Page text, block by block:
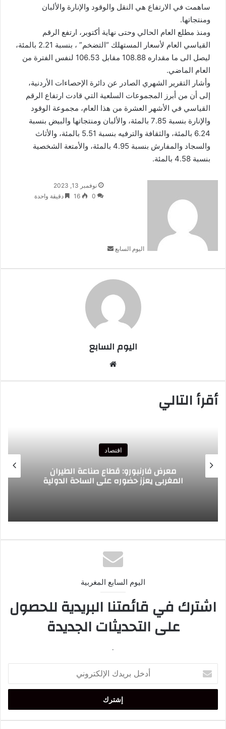
ساهمت في الارتفاع هي النقل والوقود والإنارة والألبان
ومنتجاتها.
ومنذ مطلع العام الحالي وحتى نهاية أكتوبر، ارتفع الرقم
القياسي العام لأسعار المستهلك “التضخم” ، بنسبة 2.21 بالمئة،
ليصل الى ما مقداره 108.88 مقابل 106.53 لنفس الفترة من
العام الماضي.
وأشار التقرير الشهري الصادر عن دائرة الإحصاءات الأردنية،
إلى أن من أبرز المجموعات السلعية التي قادت ارتفاع الرقم
القياسي في الأشهر العشرة من هذا العام، مجموعة الوقود
والإنارة بنسبة 7.85 بالمئة، والألبان ومنتجاتها والبيض بنسبة
6.24 بالمئة، والثقافة والترفيه بنسبة 5.51 بالمئة، والأثاث
والسجاد والمفارش بنسبة 4.95 بالمئة، والأمتعة الشخصية
بنسبة 4.58 بالمئة.
اليوم السابع
أرسل
بريدا
نوفمبر 13, 2023
0
16 دقيقة واحدة
اليوم السابع
أقرأ التالي
اقتصاد
معرض فارنبورو: قطاع صناعة الطيران
المغربي يعزز حضوره على الساحة الدولية
اليوم السابع المغربية
اشترك في قائمتنا البريدية للحصول
على التحديثات الجديدة
.
بريدك
الإلكتروني